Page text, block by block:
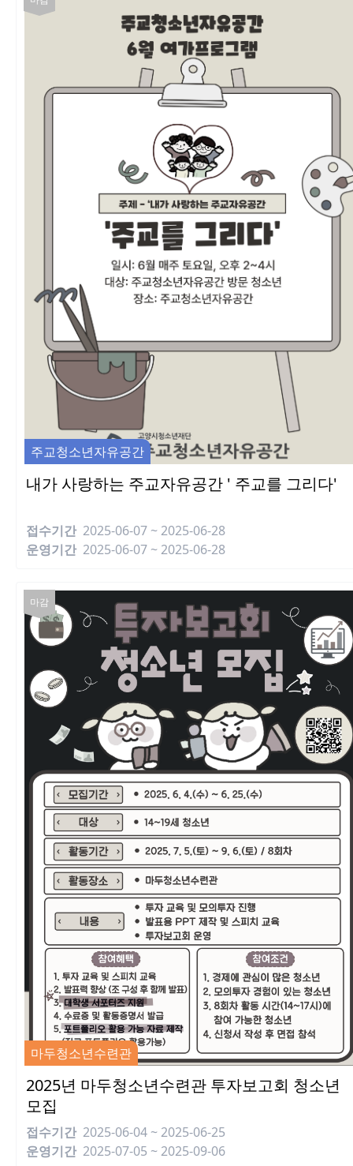
주교청소년자유공간
내가 사랑하는 주교자유공간 ' 주교를 그리다'
접수기간 2025-06-07 ~ 2025-06-28
운영기간 2025-06-07 ~ 2025-06-28
마두청소년수련관
2025년 마두청소년수련관 투자보고회 청소년
모집
접수기간 2025-06-04 ~ 2025-06-25
운영기간 2025-07-05 ~ 2025-09-06
마감